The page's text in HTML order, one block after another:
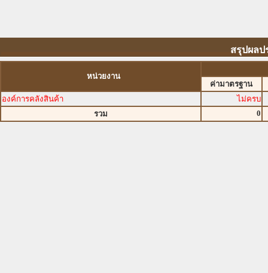
สรุปผลป
หน่วยงาน
ค่ามาตรฐาน
องค์การคลังสินค้า
ไม่ครบ
รวม
0